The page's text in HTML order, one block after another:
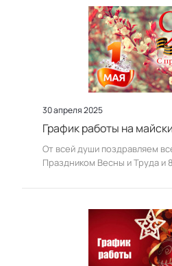
30 апреля 2025
График работы на
От всей души поздравляем
Праздником Весны и Труда